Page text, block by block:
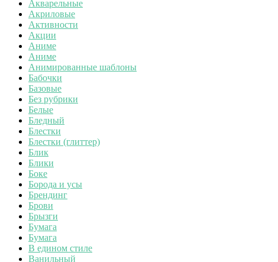
Акварельные
Акриловые
Активности
Акции
Аниме
Аниме
Анимированные шаблоны
Бабочки
Базовые
Без рубрики
Белые
Бледный
Блестки
Блестки (глиттер)
Блик
Блики
Боке
Борода и усы
Брендинг
Брови
Брызги
Бумага
Бумага
В едином стиле
Ванильный